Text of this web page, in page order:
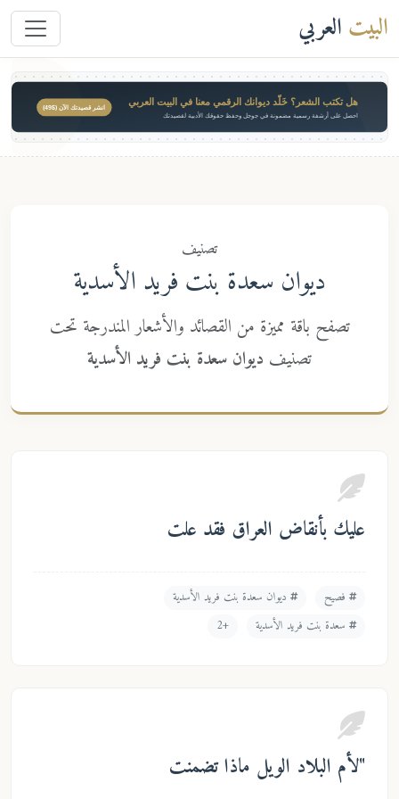
البيت العربي
هل تكتب الشعر؟ خَلّد ديوانك الرقمي معنا في البيت العربي
احصل على أرشفة رسمية مضمونة في جوجل وحفظ حقوقك الأدبية لقصيدتك
انشر قصيدتك الآن ($49)
تصنيف
ديوان سعدة بنت فريد الأسدية
تصفح باقة مميزة من القصائد والأشعار المندرجة تحت
تصنيف ديوان سعدة بنت فريد الأسدية
عليك بأنقاض العراق فقد علت
فصيح
ديوان سعدة بنت فريد الأسدية
سعدة بنت فريد الأسدية
+2
"لأم البلاد الويل ماذا تضمنت